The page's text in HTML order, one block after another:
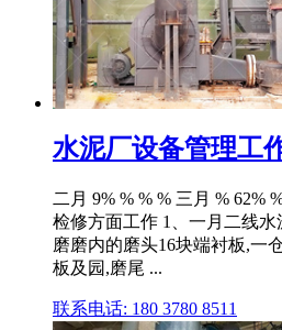
水泥厂设备管理工
二月 9% % % % 三月 % 62%
检修方面工作 1、一月二线
磨磨内的磨头16块端衬板,一
板及园,磨尾 ...
联系电话: 180 3780 8511